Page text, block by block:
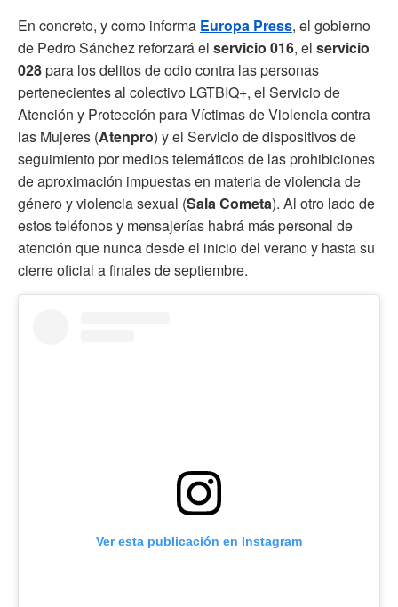
En concreto, y como informa Europa Press, el gobierno
de Pedro Sánchez reforzará el servicio 016, el servicio
028para los delitos de odio contra las personas
pertenecientes al colectivo LGTBIQ+, el Servicio de
Atención y Protección para Víctimas de Violencia contra
las Mujeres (Atenpro) y el Servicio de dispositivos de
seguimiento por medios telemáticos de las prohibiciones
de aproximación impuestas en materia de violencia de
género y violencia sexual (Sala Cometa). Al otro lado de
estos teléfonos y mensajerías habrá más personal de
atención que nunca desde el inicio del verano y hasta su
cierre oficial a finales de septiembre.
Ver esta publicación en Instagram